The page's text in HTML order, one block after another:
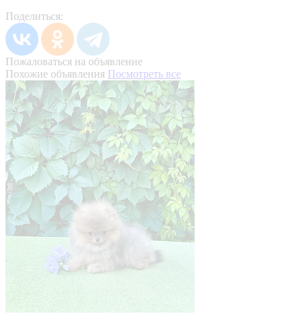
Поделиться:
Пожаловаться на объявление
Похожие объявления Посмотреть все